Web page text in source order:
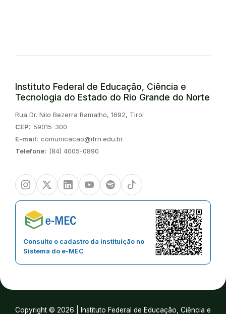
Instituto Federal de Educação, Ciência e
Tecnologia do Estado do Rio Grande do Norte
Endereço:
Rua Dr. Nilo Bezerra Ramalho, 1692, Tirol
CEP: 59015-300
E-mail: comunicacao@ifrn.edu.br
Telefone: (84) 4005-0890
InstagramTwitter/XLinkedinYoutubeSpotify TikTok
Consulte o cadastro da instituição no
Sistema do e-MEC
Copyright © 2026 | Instituto Federal de Educação, Ciência e